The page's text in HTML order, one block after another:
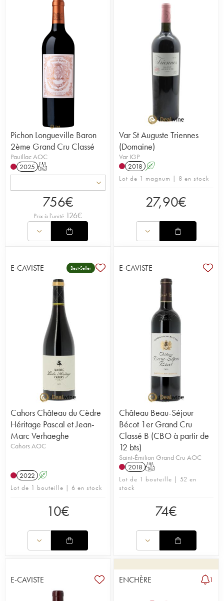
Pichon Longueville Baron
2ème Grand Cru Classé
Pauillac AOC
2025 T
756€
Prix à l'unité 126€
Var St Auguste Triennes
(Domaine)
Var IGP
2018 A
Lot de 1 magnum | 8 en stock
27,90€
E-CAVISTE Best-Seller
Cahors Château du Cèdre
Héritage Pascal et Jean-
Marc Verhaeghe
Cahors AOC
2022 A
Lot de 1 bouteille | 6 en stock
10€
E-CAVISTE
Château Beau-Séjour
Bécot 1er Grand Cru
Classé B (CBO à partir de
12 bts)
Saint-Émilion Grand Cru AOC
2018 T
Lot de 1 bouteille | 52 en
stock
74€
E-CAVISTE ENCHÈRE 1